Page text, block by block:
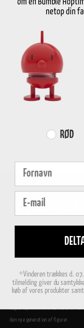
GRATIS FRAGT
499 DKK
Egenskaber
Produktinformation
Vi er utrolig stolte af, at
verden.
tegne Hoptimisterne ud fra en cirkel
den nye generation af figurer.
netop din
Farvevalg
RØD
Fornavn
E-mail
*Vinderen trækkes d.
tilmelding giver du
køb af vores produkter